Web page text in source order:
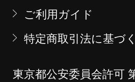
ご利用ガイド
特定商取引法に基づ
東京都公安委員会許可